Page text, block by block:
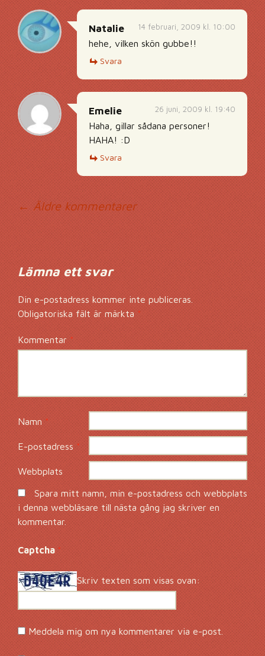
14 februari, 2009 kl. 10:00
Natalie
hehe, vilken skön gubbe!!
Svara
26 juni, 2009 kl. 19:40
Emelie
Haha, gillar sådana personer!
HAHA! :D
Svara
← Äldre kommentarer
Lämna ett svar
Din e-postadress kommer inte publiceras.
Obligatoriska fält är märkta*
Kommentar*
Namn*
E-postadress*
Webbplats
Spara mitt namn, min e-postadress och webbplats
i denna webbläsare till nästa gång jag skriver en
kommentar.
Captcha*
Skriv texten som visas ovan:
Meddela mig om nya kommentarer via e-post.